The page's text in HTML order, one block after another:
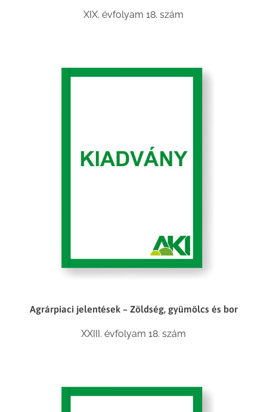
XIX. évfolyam 18. szám
Agrárpiaci jelentések – Zöldség, gyümölcs és bor
XXIII. évfolyam 18. szám